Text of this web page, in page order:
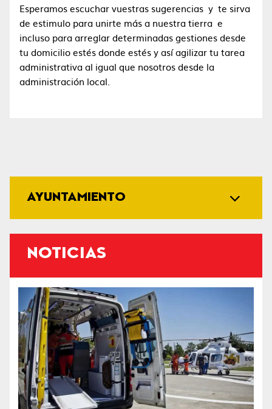
AYUNTAMIENTO
NOTICIAS
Esperamos escuchar vuestras sugerencias y te sirva
de estimulo para unirte más a nuestra tierra e
incluso para arreglar determinadas gestiones desde
tu domicilio estés donde estés y así agilizar tu tarea
administrativa al igual que nosotros desde la
administración local.